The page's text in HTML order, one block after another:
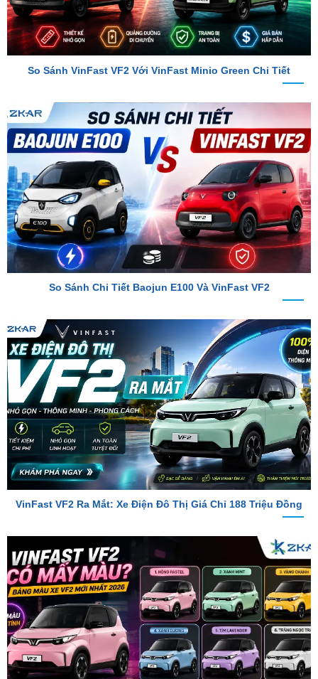
So Sánh VinFast VF2 Với VinFast Minio Green Chi Tiết
So Sánh Chi Tiết Baojun E100 Và VinFast VF2
VinFast VF2 Ra Mắt: Xe Điện Đô Thị Giá Chỉ 188 Triệu Đồng